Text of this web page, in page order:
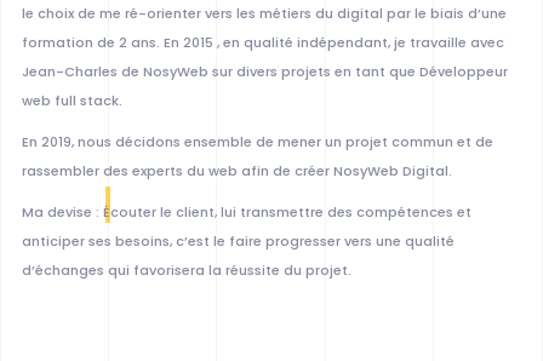
le choix de me ré-orienter vers les métiers du digital par le biais d’une
formation de 2 ans. En 2015 , en qualité indépendant, je travaille avec
Jean-Charles de NosyWeb sur divers projets en tant que Développeur
web full stack.
En 2019, nous décidons ensemble de mener un projet commun et de
rassembler des experts du web afin de créer NosyWeb Digital.
Ma devise : Écouter le client, lui transmettre des compétences et
anticiper ses besoins, c’est le faire progresser vers une qualité
d’échanges qui favorisera la réussite du projet.